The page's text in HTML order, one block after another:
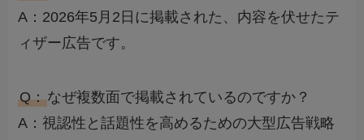
A：2026年5月2日に掲載された、内容を伏せたテ
ィザー広告です。
Q：なぜ複数面で掲載されているのですか？
A：視認性と話題性を高めるための大型広告戦略